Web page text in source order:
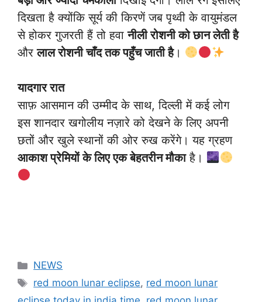
दिखता है क्योंकि सूर्य की किरणें जब पृथ्वी के वायुमंडल
से होकर गुजरती हैं तो हवानीली रोशनी को छान लेती है
औरलाल रोशनी चाँद तक पहुँच जाती है।
यादगार रात
साफ़ आसमान की उम्मीद के साथ, दिल्ली में कई लोग
इस शानदार खगोलीय नज़ारे को देखने के लिए अपनी
छतों और खुले स्थानों की ओर रुख करेंगे। यह ग्रहण
आकाश प्रेमियों के लिए एक बेहतरीन मौकाहै।
Categories
NEWS
Tags
red moon lunar eclipse, red moon lunar